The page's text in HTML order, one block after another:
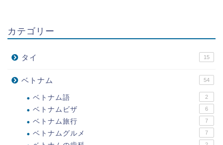
カテゴリー
タイ 15
ベトナム 54
ベトナム語 2
ベトナムビザ 6
ベトナム旅行 7
ベトナムグルメ 7